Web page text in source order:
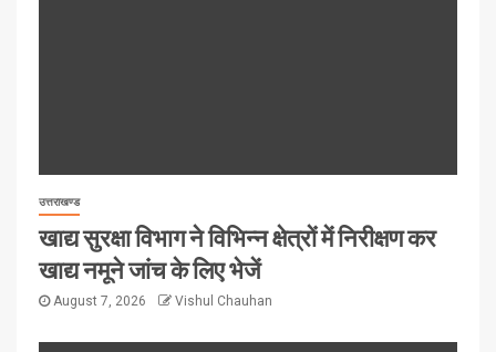
उत्तराखण्ड
खाद्य सुरक्षा विभाग ने विभिन्न क्षेत्रों में निरीक्षण कर
खाद्य नमूने जांच के लिए भेजें
August 7, 2026 Vishul Chauhan